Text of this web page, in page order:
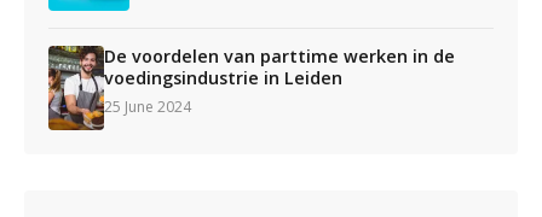
De voordelen van parttime werken in de
voedingsindustrie in Leiden
25 June 2024